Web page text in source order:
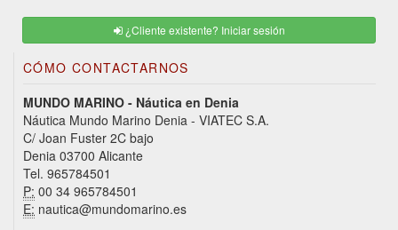
¿Cliente existente? Iniciar sesión
CÓMO CONTACTARNOS
MUNDO MARINO - Náutica en Denia
Náutica Mundo Marino Denia - VIATEC S.A.
C/ Joan Fuster 2C bajo
Denia 03700 Alicante
Tel. 965784501
P: 00 34 965784501
E: nautica@mundomarino.es